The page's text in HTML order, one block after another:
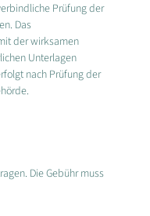
Prüfung der
Das
der wirksamen
Unterlagen
nach Prüfung der
Die Gebühr muss